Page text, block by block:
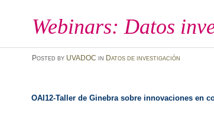
Webinars: Datos
Posted by UVADOC in Datos de investigación
OAI12-Taller de Ginebra sobre innovaciones en